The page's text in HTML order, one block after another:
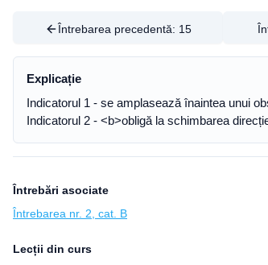
Întrebarea precedentă: 15
Explicație
Indicatorul 1 - se amplasează înaintea unui
Indicatorul 2 - <b>obligă la schimbarea
Întrebări asociate
Întrebarea nr. 2, cat. B
Lecții din curs